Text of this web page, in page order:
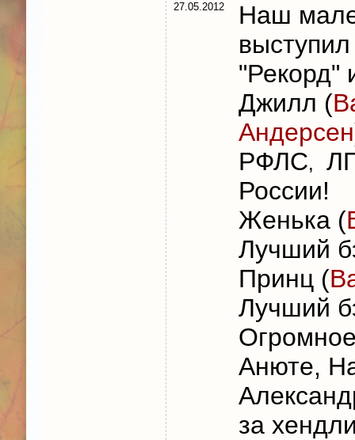
27.05.2012
Наш
"Рекорд"
Джилл (
Андерсен
РФЛС,
России!
Женька (
Лучший
Принц (
Лучший
Анюте,
за